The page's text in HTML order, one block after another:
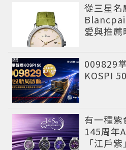
從三星名
愛與推薦
009829
KOSPI
PR
有一種紫
145周年
「江戶